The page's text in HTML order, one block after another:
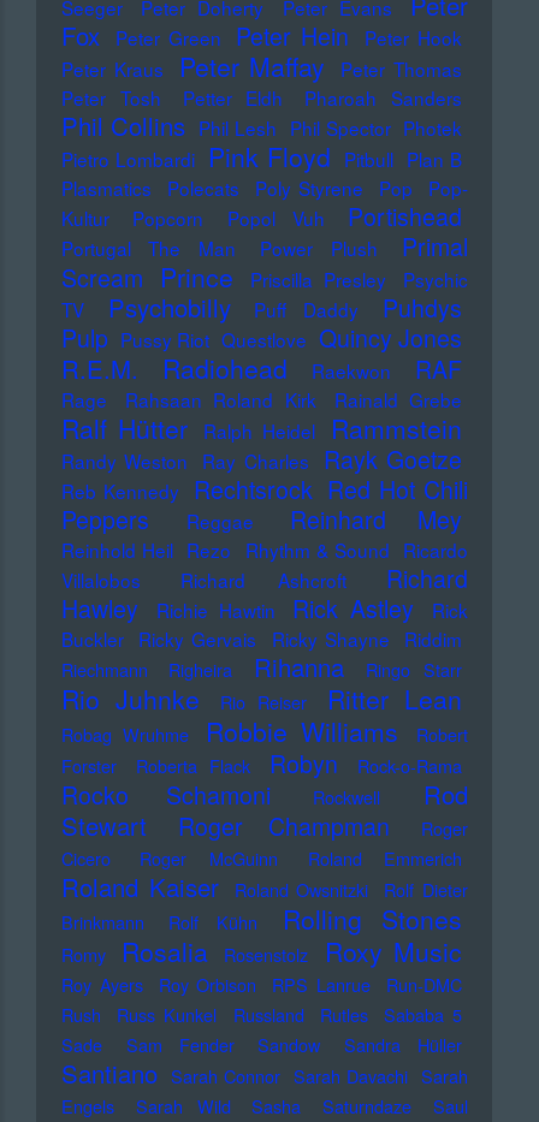
Seeger
Peter Doherty Peter Evans
Fox
Peter Green Peter Hein
Peter Hook
Peter Kraus
Peter Maffay
Peter Thomas
Peter Tosh
Petter Eldh Pharoah Sanders
Phil Collins Phil Lesh Phil Spector Photek
Pietro Lombardi
Pink Floyd Pitbull Plan B
Plasmatics
Polecats Poly Styrene Pop
Pop-
Kultur
Popcorn Popol Vuh Portishead
Portugal The Man Power Plush
Primal
Scream
Prince Priscilla Presley
Psychic
TV
Psychobilly Puff Daddy
Puhdys
Pulp Pussy Riot Questlove Quincy Jones
R.E.M. Radiohead Raekwon RAF
Rage Rahsaan Roland Kirk Rainald Grebe
Ralf Hütter Ralph Heidel Rammstein
Randy Weston Ray Charles Rayk Goetze
Reb Kennedy Rechtsrock Red Hot Chili
Peppers
Reggae Reinhard Mey
Reinhold Heil Rezo Rhythm & Sound Ricardo
Villalobos
Richard Ashcroft
Richard
Hawley
Richie Hawtin Rick Astley
Rick
Buckler
Ricky Gervais Ricky Shayne Riddim
Riechmann Righeira Rihanna Ringo Starr
Rio Juhnke Rio Reiser Ritter Lean
Robag Wruhme Robbie Williams
Robert
Forster
Roberta Flack Robyn Rock-o-Rama
Rocko Schamoni Rockwell
Rod
Stewart
Roger Champman
Roger
Cicero
Roger McGuinn Roland Emmerich
Roland Kaiser Roland Owsnitzki
Rolf Dieter
Brinkmann
Rolf Kühn Rolling Stones
Romy Rosalia Rosenstolz Roxy Music
Roy Ayers Roy Orbison RPS Lanrue
Run-DMC
Rush
Russ Kunkel Russland Rutles
Sababa 5
Sade
Sam Fender Sandow Sandra Hüller
Santiano Sarah Connor Sarah Davachi Sarah
Engels
Sarah Wild Sasha Saturndaze
Saul